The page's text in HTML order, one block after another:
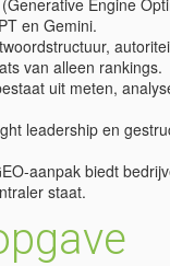
en Gemini.
van alleen rankings.
uit meten,
leadership en
aanpak biedt
staat.